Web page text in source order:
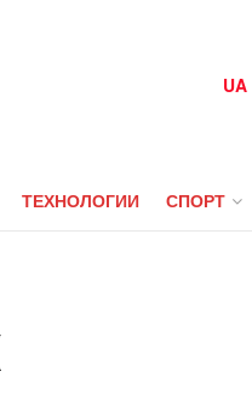
UA
ТЕХНОЛОГИИ СПОРТ